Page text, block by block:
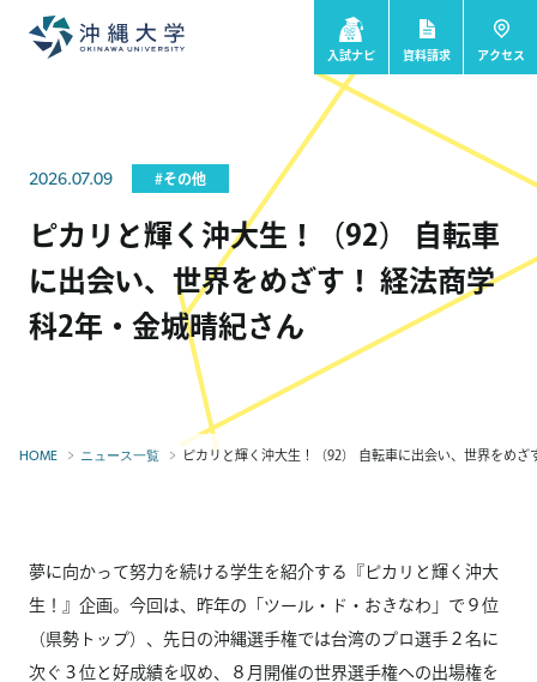
入試ナビ 資料請求 アクセス
2026.07.09 #その他
ピカリと輝く沖大生！（92） 自転車
に出会い、世界をめざす！ 経法商学
科2年・金城晴紀さん
HOME ニュース一覧 ピカリと輝く沖大生！（92） 自転車に出会い、世界をめざ
夢に向かって努力を続ける学生を紹介する『ピカリと輝く沖大
生！』企画。今回は、昨年の「ツール・ド・おきなわ」で９位
（県勢トップ）、先日の沖縄選手権では台湾のプロ選手２名に
次ぐ３位と好成績を収め、８月開催の世界選手権への出場権を